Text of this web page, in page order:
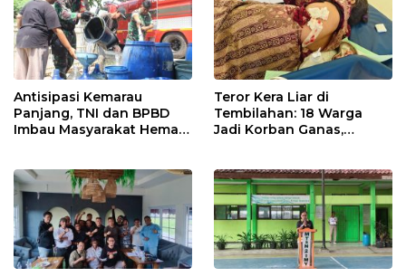
Antisipasi Kemarau
Panjang, TNI dan BPBD
Imbau Masyarakat Hemat
Teror Kera Liar di
Tembilahan: 18 Warga
Jadi Korban Ganas,